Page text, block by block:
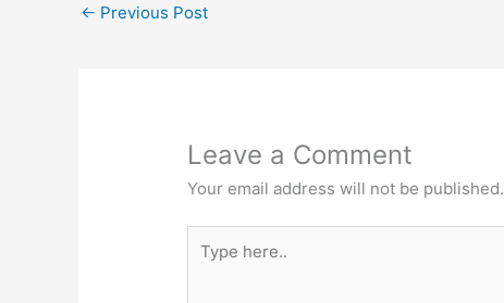
← Previous Post
Leave a Comment
Your email address will not be published.
here..